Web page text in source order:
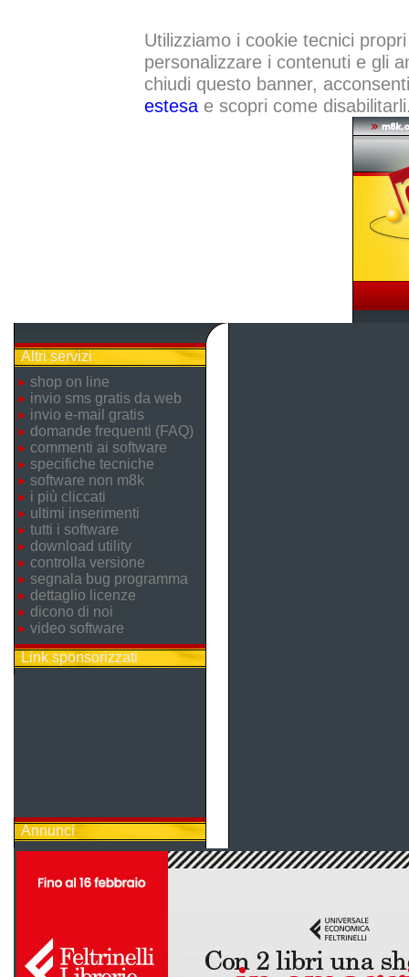
Utilizziamo i cookie tecnici
personalizzare i contenuti e gli
chiudi questo banner,
estesae scopri come
Altri servizi
shop on line
invio sms gratis da web
invio e-mail gratis
domande frequenti (FAQ)
commenti ai software
specifiche tecniche
software non m8k
i più cliccati
ultimi inserimenti
tutti i software
download utility
controlla versione
segnala bug programma
dettaglio licenze
dicono di noi
video software
Link sponsorizzati
Annunci